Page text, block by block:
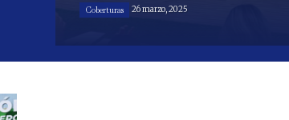
Coberturas 26 marzo, 2025